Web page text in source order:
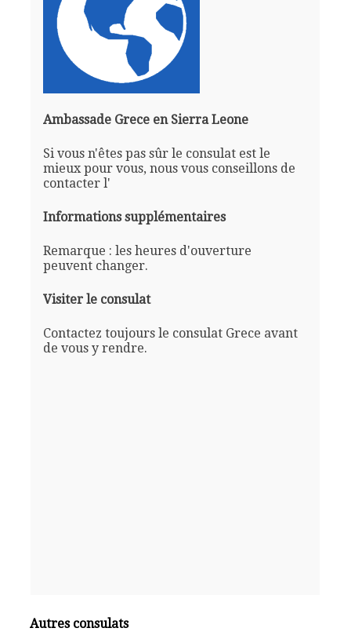
Ambassade Grece en Sierra Leone
Si vous n'êtes pas sûr le consulat est le
mieux pour vous, nous vous conseillons de
contacter l'
Informations supplémentaires
Remarque : les heures d'ouverture
peuvent changer.
Visiter le consulat
Contactez toujours le consulat Grece avant
de vous y rendre.
Autres consulats